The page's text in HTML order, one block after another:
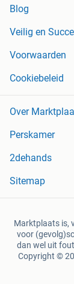
Blog
Veilig en
Voorwaarden
Cookiebeleid
Over
Perskamer
2dehands
Sitemap
Marktplaats is,
voor
dan wel uit
Copyright ©